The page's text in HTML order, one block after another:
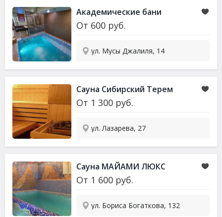
Академические бани
От 600 руб.
ул. Мусы Джалиля, 14
Сауна Сибирский Терем
От 1 300 руб.
ул. Лазарева, 27
Сауна МАЙАМИ ЛЮКС
От 1 600 руб.
ул. Бориса Богаткова, 132